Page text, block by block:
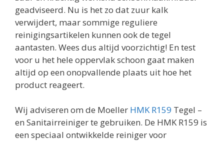
geadviseerd. Nu is het zo dat zuur kalk
verwijdert, maar sommige reguliere
reinigingsartikelen kunnen ook de tegel
aantasten. Wees dus altijd voorzichtig! En test
voor u het hele oppervlak schoon gaat maken
altijd op een onopvallende plaats uit hoe het
product reageert.
Wij adviseren om de Moeller HMK R159 Tegel –
en Sanitairreiniger te gebruiken. De HMK R159 is
een speciaal ontwikkelde reiniger voor